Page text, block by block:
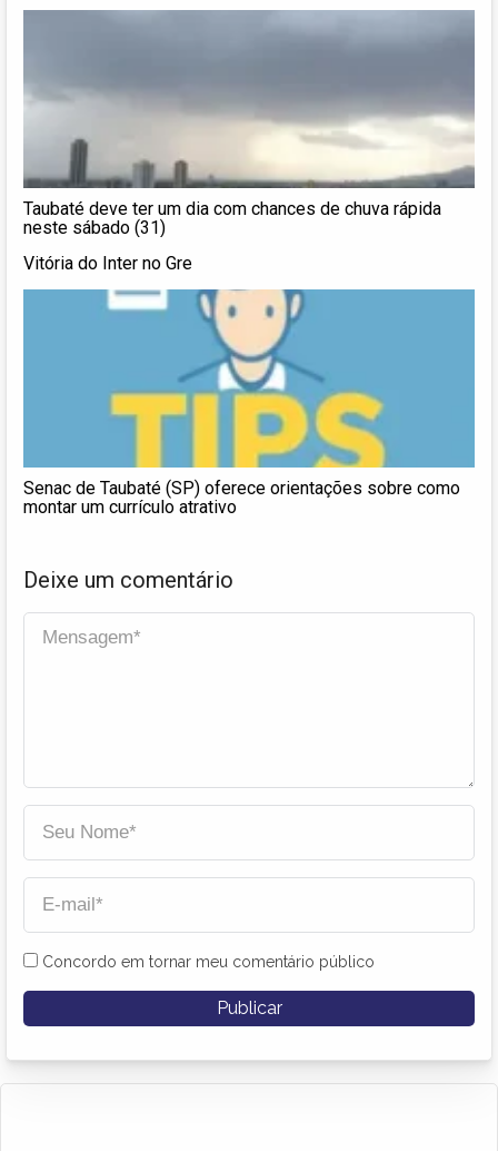
Taubaté deve ter um dia com chances de chuva rápida
neste sábado (31)
Vitória do Inter no Gre
Senac de Taubaté (SP) oferece orientações sobre como
montar um currículo atrativo
Deixe um comentário
Concordo em tornar meu comentário público